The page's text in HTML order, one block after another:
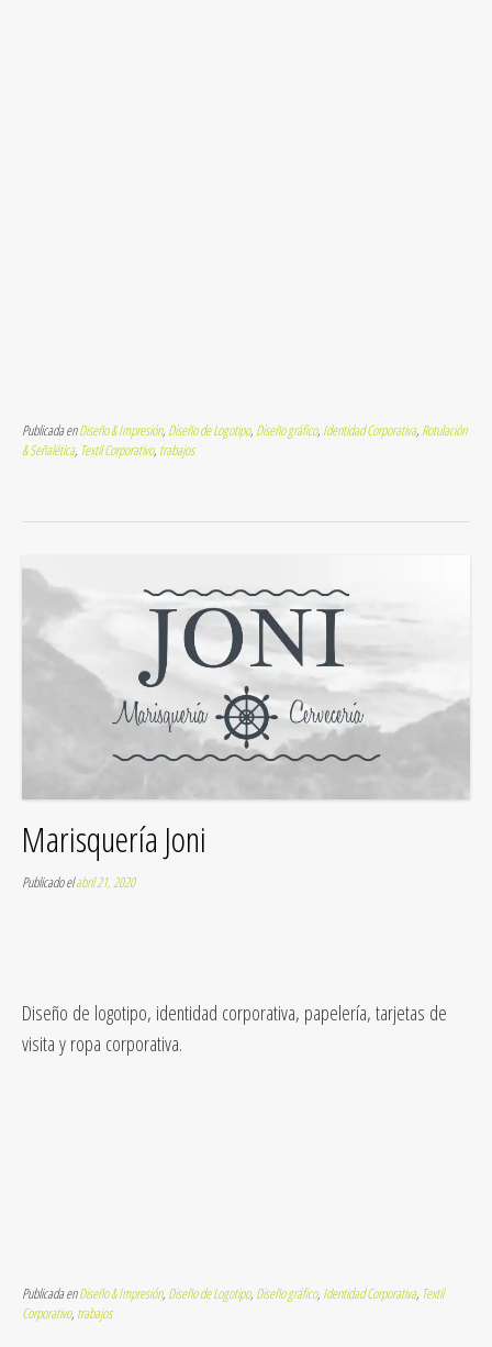
Publicada enDiseño & Impresión, Diseño de Logotipo, Diseño gráfico, Identidad Corporativa, Rotulación
& Señalética, Textil Corporativo, trabajos
Marisquería Joni
Publicado elabril 21, 2020
Diseño de logotipo, identidad corporativa, papelería, tarjetas de
visita y ropa corporativa.
Publicada enDiseño & Impresión, Diseño de Logotipo, Diseño gráfico, Identidad Corporativa, Textil
Corporativo, trabajos